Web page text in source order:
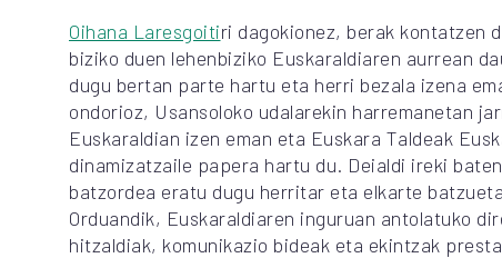
Oihana Laresgoitiri dagokionez, berak kontatzen
biziko duen lehenbiziko Euskaraldiaren aurrean
dugu bertan parte hartu eta herri bezala izena
ondorioz, Usansoloko udalarekin harremanetan
Euskaraldian izen eman eta Euskara Taldeak
dinamizatzaile papera hartu du. Deialdi ireki
batzordea eratu dugu herritar eta elkarte
Orduandik, Euskaraldiaren inguruan antolatuko
hitzaldiak, komunikazio bideak eta ekintzak